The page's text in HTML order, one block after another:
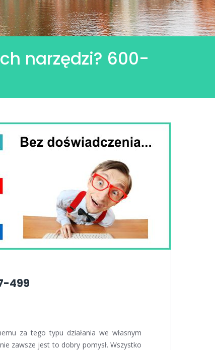
narzędzi? 600-
499
za tego typu działania we własnym
zawsze jest to dobry pomysł. Wszystko